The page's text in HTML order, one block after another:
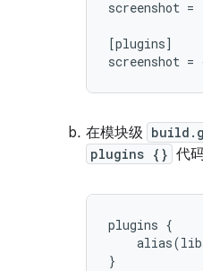
screenshot =
[plugins]
在模块级
plugins {} 代
plugins {
alias(
}